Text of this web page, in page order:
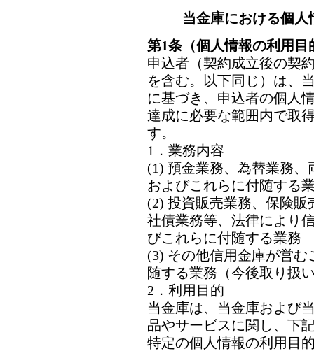
当金庫における個
第1条（個人情報の利用目
申込者（契約成立後の契
を含む。以下同じ）は、
に基づき、申込者の個人
達成に必要な範囲内で取
す。
1．業務内容
(1) 預金業務、為替業務
およびこれらに付随する
(2) 投資販売業務、保険
社債業務等、法律により
びこれらに付随する業務
(3) その他信用金庫が営
随する業務（今後取り扱
2．利用目的
当金庫は、当金庫および
品やサービスに関し、下
特定の個人情報の利用目